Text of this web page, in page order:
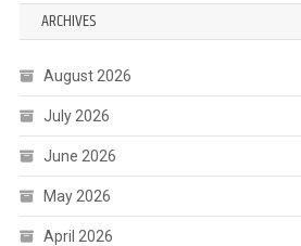
ARCHIVES
August 2026
July 2026
June 2026
May 2026
April 2026